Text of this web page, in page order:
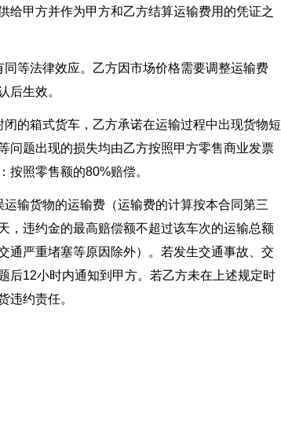
给甲方并作为甲方和乙方结算运输费用的凭证之
等法律效应。乙方因市场价格需要调整运输费
后生效。
的箱式货车，乙方承诺在运输过程中出现货物短
问题出现的损失均由乙方按照甲方零售商业发票
按照零售额的80%赔偿。
输货物的运输费（运输费的计算按本合同第三
，违约金的最高赔偿额不超过该车次的运输总额
通严重堵塞等原因除外）。若发生交通事故、交
后12小时内通知到甲方。若乙方未在上述规定时
违约责任。